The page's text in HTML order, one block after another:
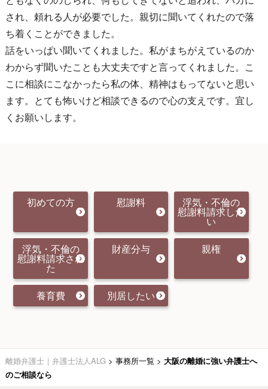
され、頼れる人が必要でした。親切に聞いてくれたので落
ち着くことができました。
話をいっぱい聞いてくれました。私がまちがえているのか
わからず聞いたことも大丈夫ですと言ってくれました。こ
こに相談にこなかったら私の体、精神はもってないと思い
ます。とても怖いけど相談できるので心の支えです。宜し
くお願いします。
初めての方 慰謝料 浮気・不倫の
慰謝料請求した
い
浮気・不倫の
慰謝料請求され
た
財産分与 親権
養育費 別居したい
離婚弁護士｜弁護士法人ALG > 事務所一覧 > 大阪の離婚に強い弁護士へ
のご相談なら